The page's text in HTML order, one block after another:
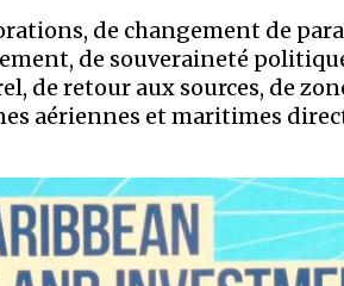
de changement de
de souveraineté
de retour aux sources, de
aériennes et maritimes